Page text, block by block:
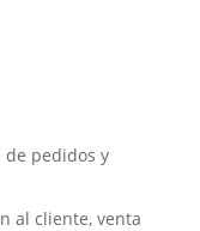
de pedidos y
al cliente, venta